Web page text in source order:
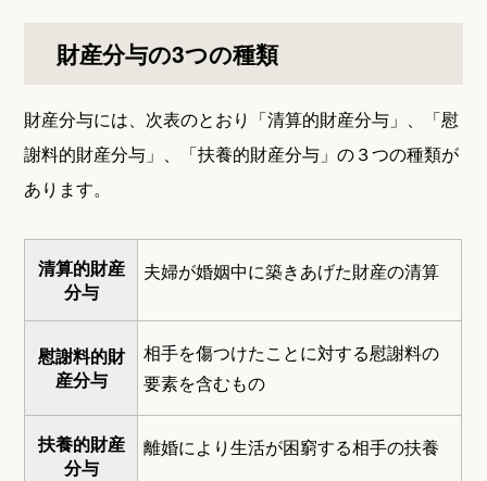
財産分与の3つの種類
財産分与には、次表のとおり「清算的財産分与」、「慰
謝料的財産分与」、「扶養的財産分与」の３つの種類が
あります。
清算的財産
分与
夫婦が婚姻中に築きあげた財産の清算
慰謝料的財
産分与
相手を傷つけたことに対する慰謝料の
要素を含むもの
扶養的財産
分与
離婚により生活が困窮する相手の扶養